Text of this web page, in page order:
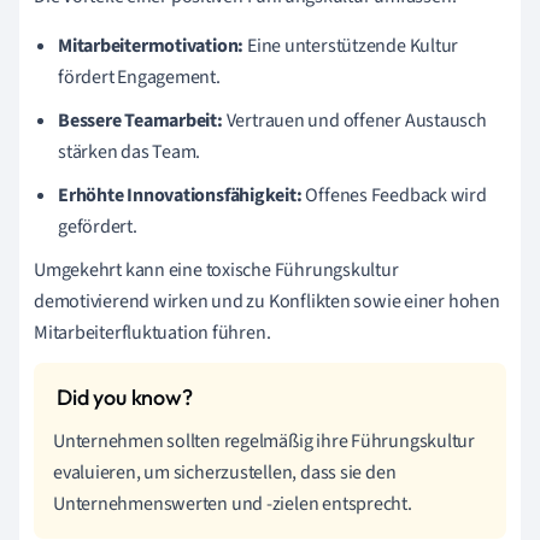
Mitarbeitermotivation: Eine unterstützende Kultur
fördert Engagement.
Bessere Teamarbeit:Vertrauen und offener Austausch
stärken das Team.
Erhöhte Innovationsfähigkeit:Offenes Feedback wird
gefördert.
Umgekehrt kann eine toxische Führungskultur
demotivierend wirken und zu Konflikten sowie einer hohen
Mitarbeiterfluktuation führen.
Unternehmen sollten regelmäßig ihre Führungskultur
evaluieren, um sicherzustellen, dass sie den
Unternehmenswerten und -zielen entsprecht.